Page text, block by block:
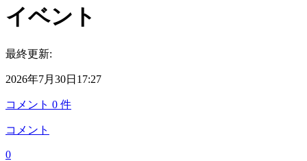
イベント
最終更新:
2026年7月30日17:27
コメント 0 件
コメント
0